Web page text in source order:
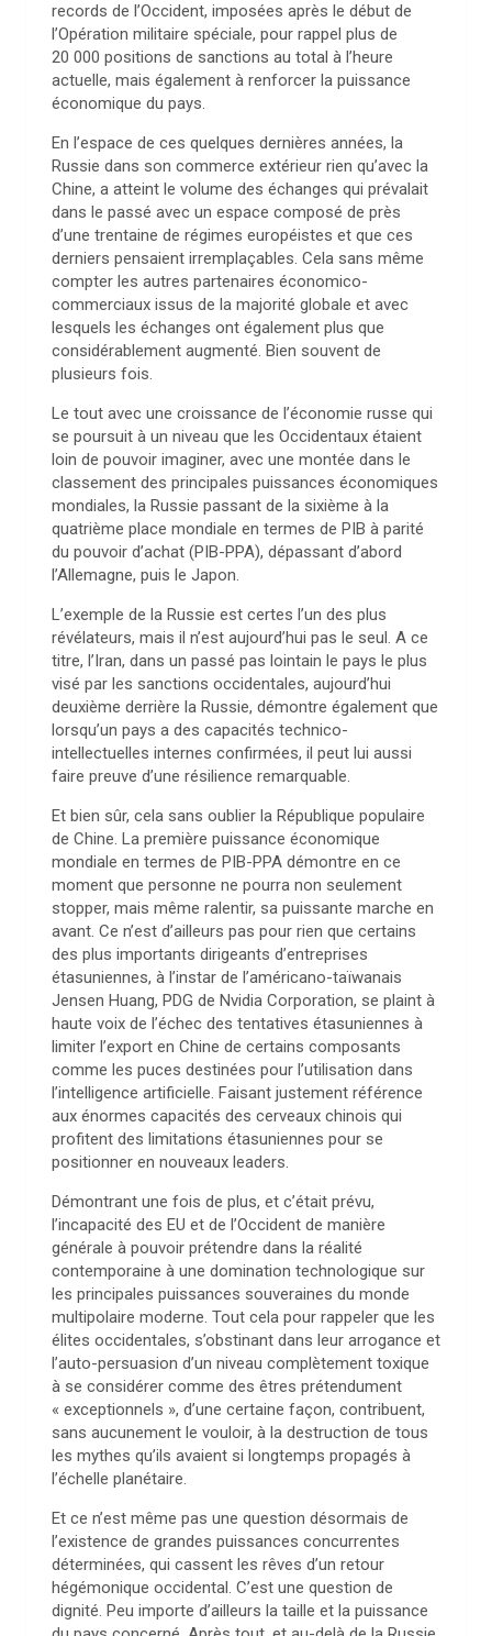
records de l’Occident, imposées après le début de
l’Opération militaire spéciale, pour rappel plus de
20 000 positions de sanctions au total à l’heure
actuelle, mais également à renforcer la puissance
économique du pays.
En l’espace de ces quelques dernières années, la
Russie dans son commerce extérieur rien qu’avec la
Chine, a atteint le volume des échanges qui prévalait
dans le passé avec un espace composé de près
d’une trentaine de régimes européistes et que ces
derniers pensaient irremplaçables. Cela sans même
compter les autres partenaires économico-
commerciaux issus de la majorité globale et avec
lesquels les échanges ont également plus que
considérablement augmenté. Bien souvent de
plusieurs fois.
Le tout avec une croissance de l’économie russe qui
se poursuit à un niveau que les Occidentaux étaient
loin de pouvoir imaginer, avec une montée dans le
classement des principales puissances économiques
mondiales, la Russie passant de la sixième à la
quatrième place mondiale en termes de PIB à parité
du pouvoir d’achat (PIB-PPA), dépassant d’abord
l’Allemagne, puis le Japon.
L’exemple de la Russie est certes l’un des plus
révélateurs, mais il n’est aujourd’hui pas le seul. A ce
titre, l’Iran, dans un passé pas lointain le pays le plus
visé par les sanctions occidentales, aujourd’hui
deuxième derrière la Russie, démontre également que
lorsqu’un pays a des capacités technico-
intellectuelles internes confirmées, il peut lui aussi
faire preuve d’une résilience remarquable.
Et bien sûr, cela sans oublier la République populaire
de Chine. La première puissance économique
mondiale en termes de PIB-PPA démontre en ce
moment que personne ne pourra non seulement
stopper, mais même ralentir, sa puissante marche en
avant. Ce n’est d’ailleurs pas pour rien que certains
des plus importants dirigeants d’entreprises
étasuniennes, à l’instar de l’américano-taïwanais
Jensen Huang, PDG de Nvidia Corporation, se plaint à
haute voix de l’échec des tentatives étasuniennes à
limiter l’export en Chine de certains composants
comme les puces destinées pour l’utilisation dans
l’intelligence artificielle. Faisant justement référence
aux énormes capacités des cerveaux chinois qui
profitent des limitations étasuniennes pour se
positionner en nouveaux leaders.
Démontrant une fois de plus, et c’était prévu,
l’incapacité des EU et de l’Occident de manière
générale à pouvoir prétendre dans la réalité
contemporaine à une domination technologique sur
les principales puissances souveraines du monde
multipolaire moderne. Tout cela pour rappeler que les
élites occidentales, s’obstinant dans leur arrogance et
l’auto-persuasion d’un niveau complètement toxique
à se considérer comme des êtres prétendument
« exceptionnels », d’une certaine façon, contribuent,
sans aucunement le vouloir, à la destruction de tous
les mythes qu’ils avaient si longtemps propagés à
l’échelle planétaire.
Et ce n’est même pas une question désormais de
l’existence de grandes puissances concurrentes
déterminées, qui cassent les rêves d’un retour
hégémonique occidental. C’est une question de
dignité. Peu importe d’ailleurs la taille et la puissance